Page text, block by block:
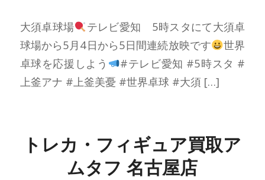
大須卓球場
テレビ愛知 5時スタにて大須卓
球場から5月4日から5日間連続放映です
世界
卓球を応援しよう
#テレビ愛知 #5時スタ #
上釜アナ #上釜美憂 #世界卓球 #大須 […]
トレカ・フィギュア買取ア
ムタフ 名古屋店